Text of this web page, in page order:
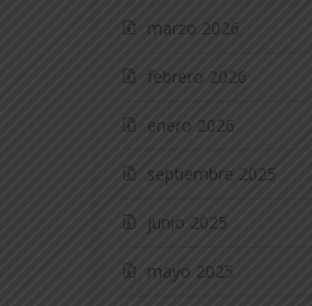
marzo 2026
febrero 2026
enero 2026
septiembre 2025
junio 2025
mayo 2025